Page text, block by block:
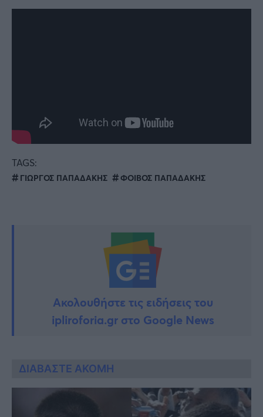
TAGS:
ΓΙΩΡΓΟΣ ΠΑΠΑΔΑΚΗΣ ΦΟΙΒΟΣ ΠΑΠΑΔΑΚΗΣ
Ακολουθήστε τις ειδήσεις του
ipliroforia.gr στο Google News
ΔΙΑΒΑΣΤΕ ΑΚΟΜΗ